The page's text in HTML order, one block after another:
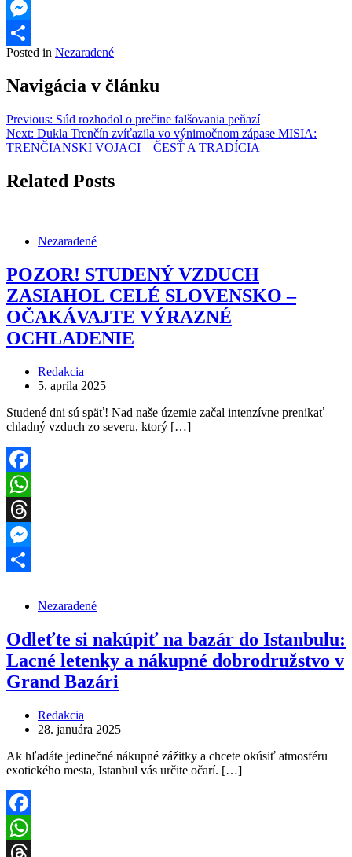
Threads
Messenger
Share
Posted in Nezaradené
Navigácia v článku
Previous: Súd rozhodol o prečine falšovania peňazí
Next: Dukla Trenčín zvíťazila vo výnimočnom zápase MISIA:
TRENČIANSKI VOJACI – ČESŤ A TRADÍCIA
Related Posts
Nezaradené
POZOR! STUDENÝ VZDUCH
ZASIAHOL CELÉ SLOVENSKO –
OČAKÁVAJTE VÝRAZNÉ
OCHLADENIE
Redakcia
5. apríla 2025
Studené dni sú späť! Nad naše územie začal intenzívne prenikať
chladný vzduch zo severu, ktorý […]
Facebook
WhatsApp
Threads
Messenger
Nezaradené
Odleťte si nakúpiť na bazár do Istanbulu:
Lacné letenky a nákupné dobrodružstvo v
Grand Bazári
Redakcia
28. januára 2025
Ak hľadáte jedinečné nákupné zážitky a chcete okúsiť atmosféru
exotického mesta, Istanbul vás určite očarí. […]
Facebook
WhatsApp